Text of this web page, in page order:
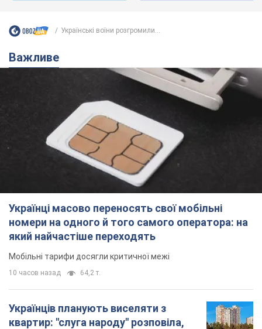
Українські воїни розгромили...
Важливе
Українці масово переносять свої мобільні
номери на одного й того самого оператора: на
який найчастіше переходять
Мобільні тарифи досягли критичної межі
10 часов назад 64,2 т.
Українців планують виселяти з
квартир: "слуга народу" розповіла,